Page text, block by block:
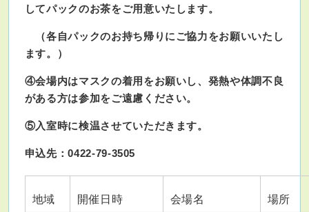
してパックのお茶をご用意いたします。
（各自パックのお持ち帰りにご協力をお願いいたし
ます。）
④会場内はマスクの着用をお願いし、発熱や体調不良
がある方は参加をご遠慮ください。
⑤入室時に検温させていただきます。
申込先：0422-79-3505
地域 開催日時 会場名 場所